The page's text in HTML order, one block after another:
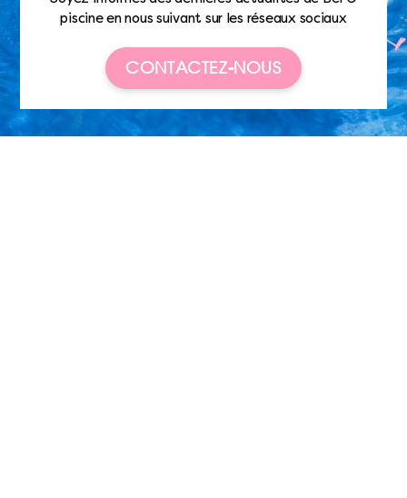
piscine en nous suivant sur les réseaux sociaux
CONTACTEZ-NOUS